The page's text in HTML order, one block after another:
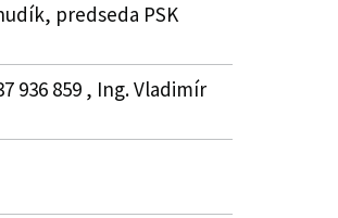
predseda PSK
936 859 , Ing. Vladimír